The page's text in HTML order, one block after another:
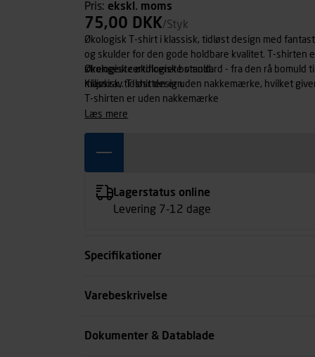
Pris: ekskl. moms
75,00 DKK/Styk
Økologisk T-shirt i klassisk, tidløst design med
og skulder for den gode holdbare kvalitet. T-
strengeste økologiske standard - fra den rå
miljøkrav. T-shirten er uden nakkemærke, hvilket
Økologisk certificeret bomuld.
Klassisk, tidløst design
T-shirten er uden nakkemærke
læs mere
Lagerstatus online
Levering 7-12 dage
Specifikationer
Størrelse
Varebeskrivelse
Dokumenter & Datablade